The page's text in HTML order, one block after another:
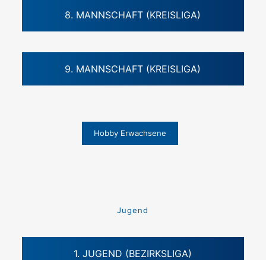
8. MANNSCHAFT (KREISLIGA)
9. MANNSCHAFT (KREISLIGA)
Hobby Erwachsene
Jugend
1. JUGEND (BEZIRKSLIGA)